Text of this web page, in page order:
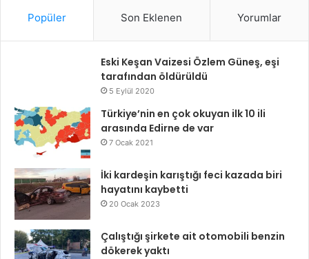
Popüler Son Eklenen Yorumlar
Eski Keşan Vaizesi Özlem Güneş, eşi
tarafından öldürüldü
5 Eylül 2020
Türkiye’nin en çok okuyan ilk 10 ili
arasında Edirne de var
7 Ocak 2021
İki kardeşin karıştığı feci kazada biri
hayatını kaybetti
20 Ocak 2023
Çalıştığı şirkete ait otomobili benzin
dökerek yaktı